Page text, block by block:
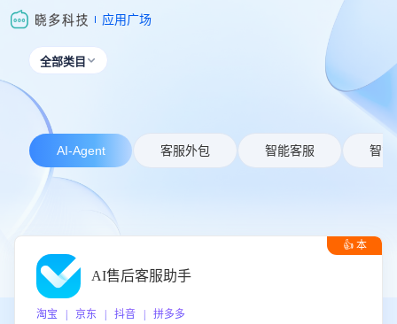
应用广场
全部类目 
AI-Agent 客服外包 智能客服 智能
👍 本
AI售后客服助手
淘宝 | 京东 | 抖音 | 拼多多